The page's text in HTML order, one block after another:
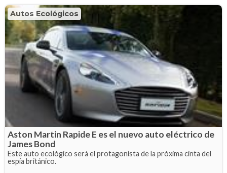
Autos Ecológicos
Aston Martin Rapide E es el nuevo auto eléctrico de
James Bond
Este auto ecológico será el protagonista de la próxima cinta del
espía británico.